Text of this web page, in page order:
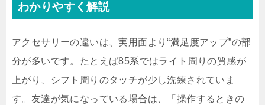
わかりやすく解説
アクセサリーの違いは、実用面より“満足度アップ”の部
分が多いです。たとえば85系ではライト周りの質感が
上がり、シフト周りのタッチが少し洗練されていま
す。友達が気になっている場合は、「操作するときの